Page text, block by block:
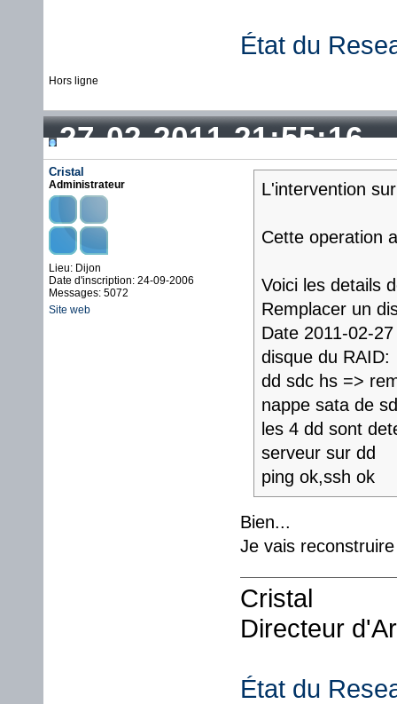
État du
Hors ligne
27-02-2011 21:55:16
Cristal
Administrateur
Lieu: Dijon
Date d'inscription: 24-09-2006
Messages: 5072
Site web
L'intervention
Cette operation
Voici les details
Remplacer un
Date 2011-02-
disque du RAID:
dd sdc hs =>
nappe sata de
les 4 dd sont
serveur sur dd
ping ok,ssh ok
Bien...
Je vais
Cristal
Directeur
État du